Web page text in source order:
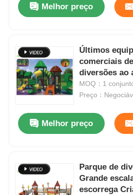
Melhor preço
Últimos
comerciais
diversões ao
MOQ：1
Preço：
Melhor preço
Parque de
Grande
escorrega